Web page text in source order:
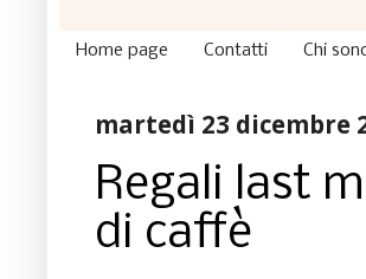
Home page Contatti Chi
martedì 23 dicembre
Regali last
di caffè